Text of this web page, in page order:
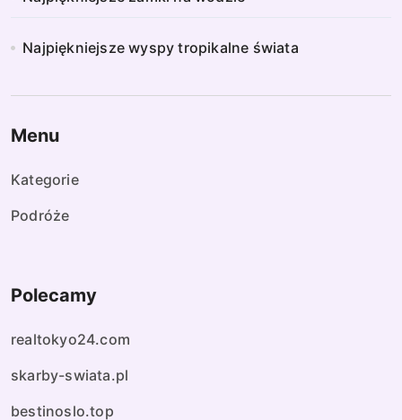
Najpiękniejsze wyspy tropikalne świata
Menu
Kategorie
Podróże
Polecamy
realtokyo24.com
skarby-swiata.pl
bestinoslo.top